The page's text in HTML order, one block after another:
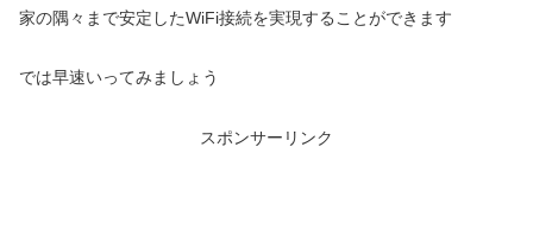
家の隅々まで安定したWiFi接続を実現することができます
では早速いってみましょう
スポンサーリンク